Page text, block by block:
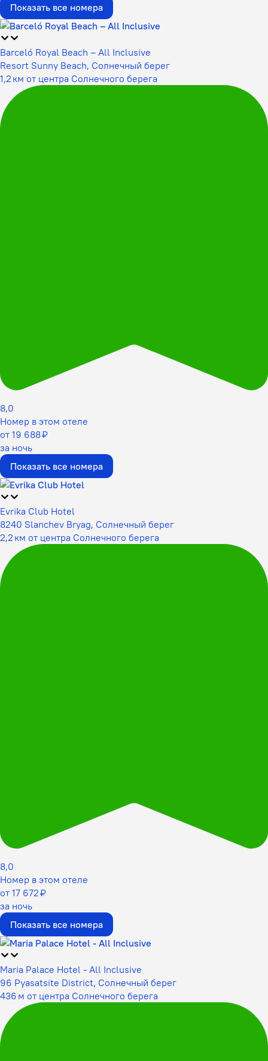
Показать все номера
Barceló Royal Beach – All Inclusive
Resort Sunny Beach, Солнечный берег
1,2 км от центра Солнечного берега
8,0
Номер в этом отеле
от 19 688 ₽
за ночь
Показать все номера
Evrika Club Hotel
8240 Slanchev Bryag, Солнечный берег
2,2 км от центра Солнечного берега
8,0
Номер в этом отеле
от 17 672 ₽
за ночь
Показать все номера
Maria Palace Hotel - All Inclusive
96 Pyasatsite District, Солнечный берег
436 м от центра Солнечного берега